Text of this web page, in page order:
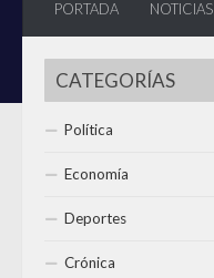
PORTADA NOTICIAS
CATEGORÍAS
Política
Economía
Deportes
Crónica